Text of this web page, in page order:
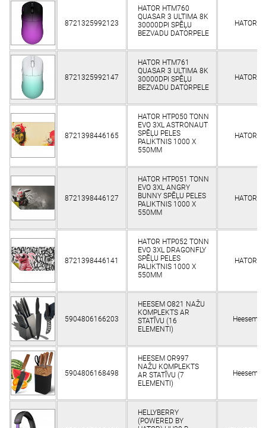
8721325992123
HATOR HTM760
QUASAR 3 ULTIMA 8K
30000DPI SPĒĻU
BEZVADU DATORPELE
HATOR
8721325992147
HATOR HTM761
QUASAR 3 ULTIMA 8K
30000DPI SPĒĻU
BEZVADU DATORPELE
HATOR
8721398446165
HATOR HTP050 TONN
EVO 3XL ASTRONAUT
SPĒĻU PELES
PALIKTNIS 1000 X
550MM
HATOR
8721398446127
HATOR HTP051 TONN
EVO 3XL ANGRY
BUNNY SPĒĻU PELES
PALIKTNIS 1000 X
550MM
HATOR
8721398446141
HATOR HTP052 TONN
EVO 3XL DRAGONFLY
SPĒĻU PELES
PALIKTNIS 1000 X
550MM
HATOR
5904806166203
HEESEM O821 NAŽU
KOMPLEKTS AR
STATĪVU (16
ELEMENTI)
Heesem
5904806168498
HEESEM OR997
NAŽU KOMPLEKTS
AR STATĪVU (7
ELEMENTI)
Heesem
HELLYBERRY
(POWERED BY